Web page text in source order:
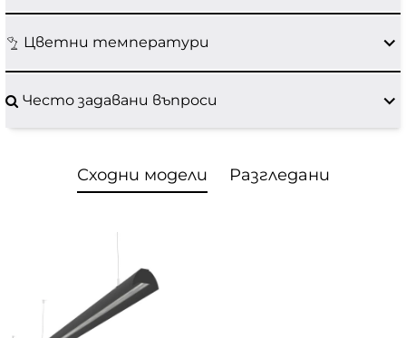
Цветни температури
Често задавани въпроси
Сходни модели Разгледани